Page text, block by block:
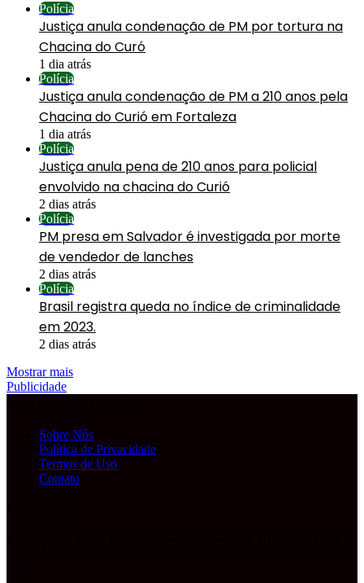
Polícia
Justiça anula condenação de PM por tortura na
Chacina do Curó
1 dia atrás
Polícia
Justiça anula condenação de PM a 210 anos pela
Chacina do Curió em Fortaleza
1 dia atrás
Polícia
Justiça anula pena de 210 anos para policial
envolvido na chacina do Curió
2 dias atrás
Polícia
PM presa em Salvador é investigada por morte
de vendedor de lanches
2 dias atrás
Polícia
Brasil registra queda no índice de criminalidade
em 2023.
2 dias atrás
Mostrar mais
Publicidade
Sobre Nós
Política de Privacidade
Termos de Uso
Contato